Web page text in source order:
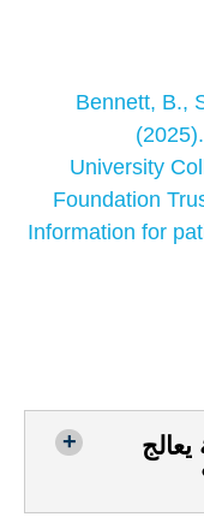
Bennett, B.,
University
Foundation
Information for